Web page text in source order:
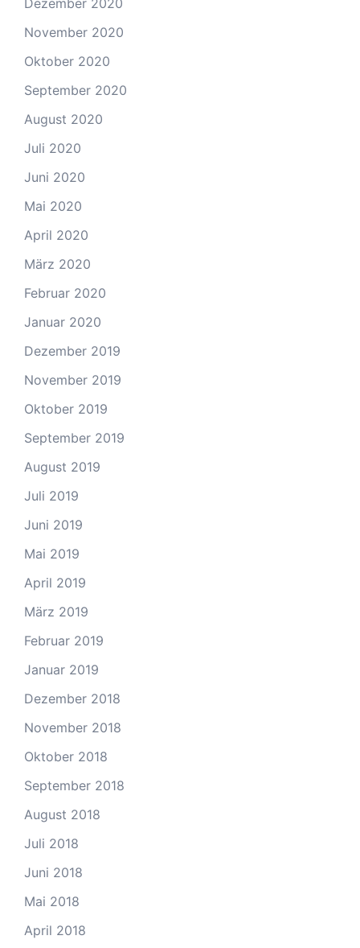
Dezember 2020
November 2020
Oktober 2020
September 2020
August 2020
Juli 2020
Juni 2020
Mai 2020
April 2020
März 2020
Februar 2020
Januar 2020
Dezember 2019
November 2019
Oktober 2019
September 2019
August 2019
Juli 2019
Juni 2019
Mai 2019
April 2019
März 2019
Februar 2019
Januar 2019
Dezember 2018
November 2018
Oktober 2018
September 2018
August 2018
Juli 2018
Juni 2018
Mai 2018
April 2018